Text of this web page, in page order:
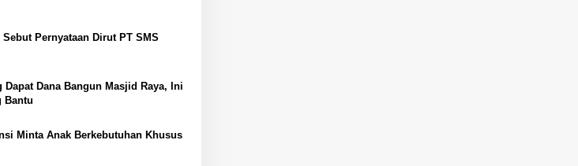
Pernyataan Dirut PT SMS
Dapat Dana Bangun Masjid Raya, Ini
Bantu
Minta Anak Berkebutuhan Khusus